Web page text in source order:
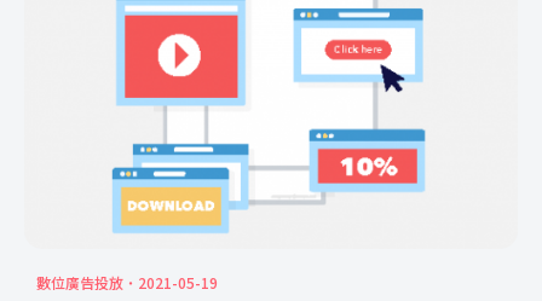
數位廣告投放 2021-05-19